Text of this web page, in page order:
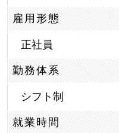
雇用形態
正社員
勤務体系
シフト制
就業時間